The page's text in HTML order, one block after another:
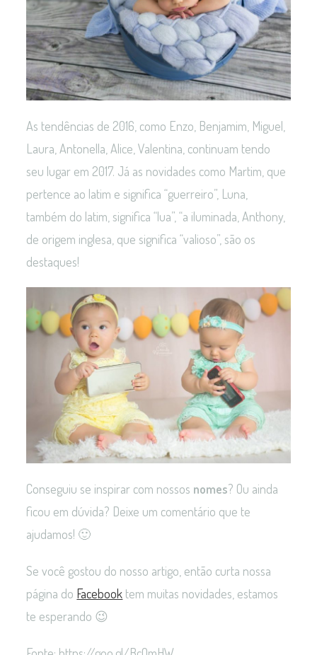
As tendências de 2016, como Enzo, Benjamim, Miguel,
Laura, Antonella, Alice, Valentina, continuam tendo
seu lugar em 2017. Já as novidades como Martim, que
pertence ao latim e significa “guerreiro”, Luna,
também do latim, significa “lua”, “a iluminada, Anthony,
de origem inglesa, que significa “valioso”, são os
destaques!
Conseguiu se inspirar com nossos nomes? Ou ainda
ficou em dúvida? Deixe um comentário que te
ajudamos! 🙂
Se você gostou do nosso artigo, então curta nossa
página do Facebook tem muitas novidades, estamos
te esperando 😉